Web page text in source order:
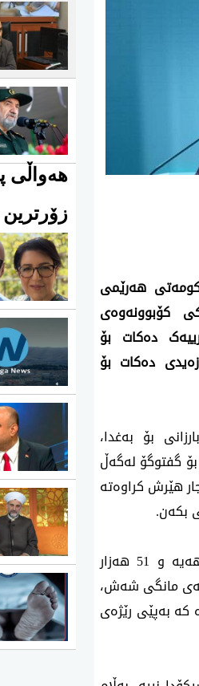
بکەن.
پێشەوا هەورامانی روونیکردەوە کە فشارێکی زۆر لەسەر داهاتی ناوخۆ هەیە و 51 هەزار
هەواڵی
زۆرترین